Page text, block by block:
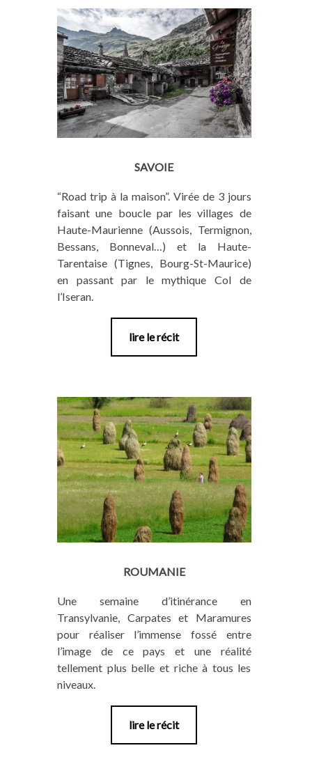
SAVOIE
“Road trip à la maison”. Virée de 3 jours
faisant une boucle par les villages de
Haute-Maurienne (Aussois, Termignon,
Bessans, Bonneval…) et la Haute-
Tarentaise (Tignes, Bourg-St-Maurice)
en passant par le mythique Col de
l’Iseran.
lire le récit
ROUMANIE
Une semaine d’itinérance en
Transylvanie, Carpates et Maramures
pour réaliser l’immense fossé entre
l’image de ce pays et une réalité
tellement plus belle et riche à tous les
niveaux.
lire le récit